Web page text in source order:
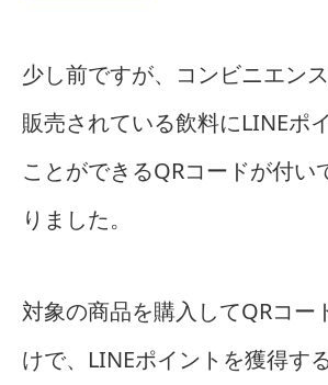
少し前ですが、コンビニエン
販売されている飲料にLINEポ
ことができるQRコードが付い
りました。
対象の商品を購入してQRコー
けで、LINEポイントを獲得す